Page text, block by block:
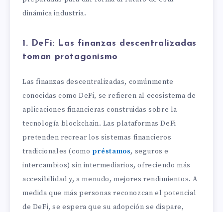
dinámica industria.
1. DeFi: Las finanzas descentralizadas
toman protagonismo
Las finanzas descentralizadas, comúnmente
conocidas como DeFi, se refieren al ecosistema de
aplicaciones financieras construidas sobre la
tecnología blockchain. Las plataformas DeFi
pretenden recrear los sistemas financieros
tradicionales (como préstamos, seguros e
intercambios) sin intermediarios, ofreciendo más
accesibilidad y, a menudo, mejores rendimientos. A
medida que más personas reconozcan el potencial
de DeFi, se espera que su adopción se dispare,